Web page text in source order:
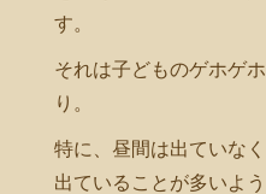
す。
それは子どものゲホゲ
り。
特に、昼間は出ていな
出ていることが多いよう